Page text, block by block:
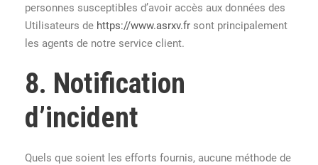
personnes susceptibles d’avoir accès aux données des
Utilisateurs de https://www.asrxv.fr sont principalement
les agents de notre service client.
8. Notification
d’incident
Quels que soient les efforts fournis, aucune méthode de